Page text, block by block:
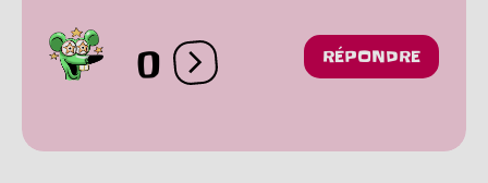
0 Ouvrir les réactions
RÉPONDRE